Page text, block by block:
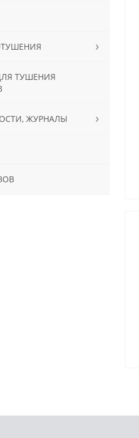
ТУШЕНИЯ
ЖУРНАЛЫ